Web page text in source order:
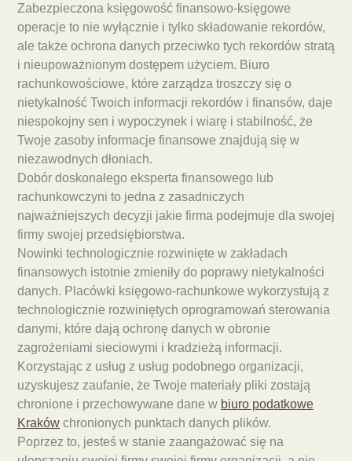
Zabezpieczona księgowość finansowo-księgowe
operacje to nie wyłącznie i tylko składowanie rekordów,
ale także ochrona danych przeciwko tych rekordów stratą
i nieupoważnionym dostępem użyciem. Biuro
rachunkowościowe, które zarządza troszczy się o
nietykalność Twoich informacji rekordów i finansów, daje
niespokojny sen i wypoczynek i wiarę i stabilność, że
Twoje zasoby informacje finansowe znajdują się w
niezawodnych dłoniach.
Dobór doskonałego eksperta finansowego lub
rachunkowczyni to jedna z zasadniczych
najważniejszych decyzji jakie firma podejmuje dla swojej
firmy swojej przedsiębiorstwa.
Nowinki technologicznie rozwinięte w zakładach
finansowych istotnie zmieniły do poprawy nietykalności
danych. Placówki księgowo-rachunkowe wykorzystują z
technologicznie rozwiniętych oprogramowań sterowania
danymi, które dają ochronę danych w obronie
zagrożeniami sieciowymi i kradzieżą informacji.
Korzystając z usług z usług podobnego organizacji,
uzyskujesz zaufanie, że Twoje materiały pliki zostają
chronione i przechowywane dane w biuro podatkowe
Kraków chronionych punktach danych plików.
Poprzez to, jesteś w stanie zaangażować się na